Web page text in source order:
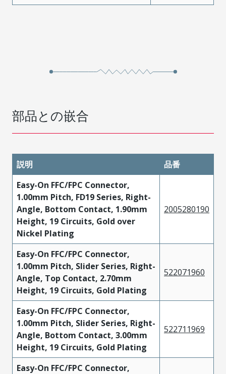
部品との嵌合
説明
品番
Easy-On FFC/FPC Connector,
1.00mm Pitch, FD19 Series, Right-
Angle, Bottom Contact, 1.90mm
Height, 19 Circuits, Gold over
Nickel Plating
2005280190
Easy-On FFC/FPC Connector,
1.00mm Pitch, Slider Series, Right-
Angle, Top Contact, 2.70mm
Height, 19 Circuits, Gold Plating
522071960
Easy-On FFC/FPC Connector,
1.00mm Pitch, Slider Series, Right-
Angle, Bottom Contact, 3.00mm
Height, 19 Circuits, Gold Plating
522711969
Easy-On FFC/FPC Connector,